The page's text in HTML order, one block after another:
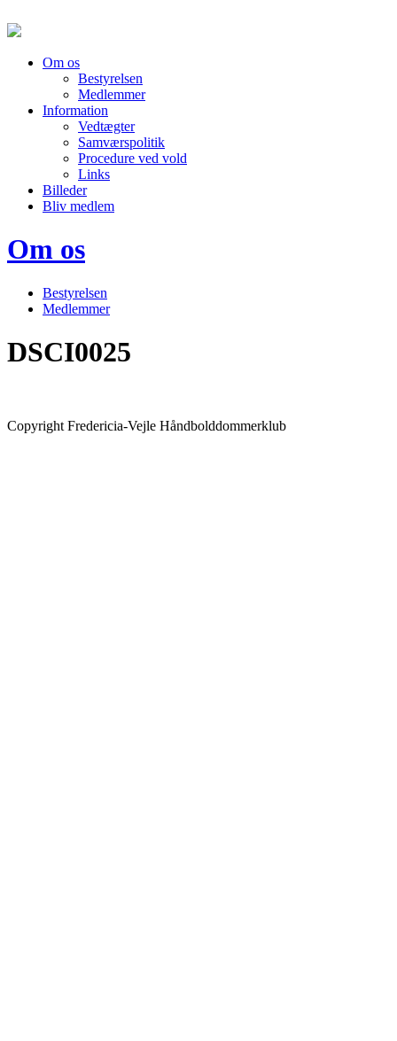
Om os
Bestyrelsen
Medlemmer
Information
Vedtægter
Samværspolitik
Procedure ved vold
Links
Billeder
Bliv medlem
Om os
Bestyrelsen
Medlemmer
DSCI0025
Copyright Fredericia-Vejle Håndbolddommerklub